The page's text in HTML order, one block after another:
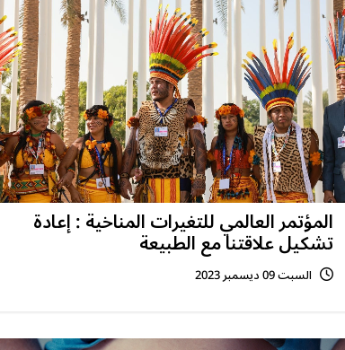
المؤتمر العالمي للتغيرات المناخية : إعادة
تشكيل علاقتنا مع الطبيعة
السبت 09 ديسمبر 2023